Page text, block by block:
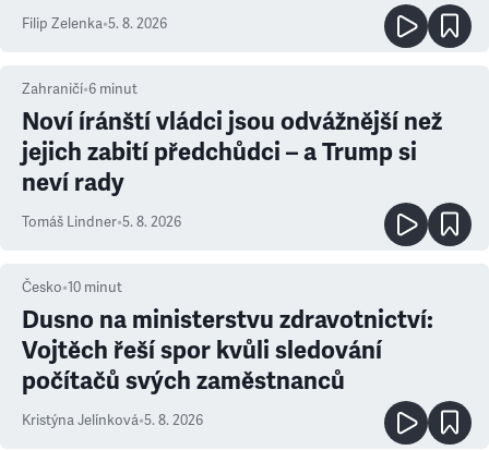
Filip Zelenka•5. 8. 2026
Zahraničí•6 minut
Noví íránští vládci jsou odvážnější než
jejich zabití předchůdci – a Trump si
neví rady
Tomáš Lindner•5. 8. 2026
Česko•10 minut
Dusno na ministerstvu zdravotnictví:
Vojtěch řeší spor kvůli sledování
počítačů svých zaměstnanců
Kristýna Jelínková•5. 8. 2026